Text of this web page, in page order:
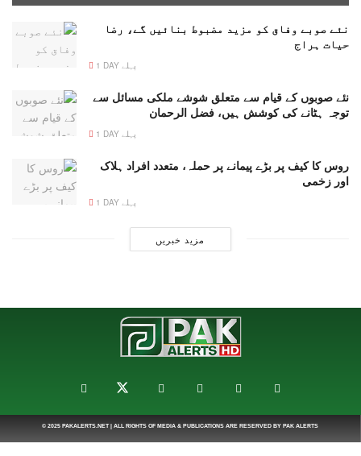
نئے صوبے وفاق کو مزید مضبوط بنائیں گے، رضا
حیات ہراج
1 DAY پہلے
نئے صوبوں کے قیام سے متعلق شوشے ملکی مسائل سے
توجہ ہٹانے کی کوشش ہیں، فضل الرحمان
1 DAY پہلے
روس کا کیف پر بڑے پیمانے پر حملہ، متعدد افراد ہلاک
اور زخمی
1 DAY پہلے
مزید خبریں
© 2025 PAKALERTS.NET| ALL RIGHTS OF MEDIA & PUBLICATIONS ARE RESERVED BY PAK ALERTS